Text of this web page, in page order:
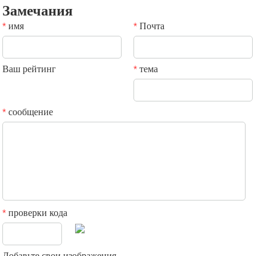
Замечания
*имя *Почта
Ваш рейтинг *тема
*сообщение
*проверки кода